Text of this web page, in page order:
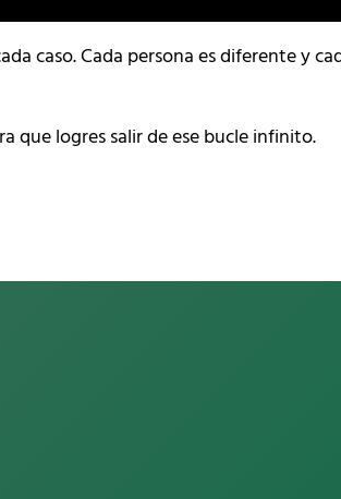
caso. Cada persona es diferente y
que logres salir de ese bucle infinito.